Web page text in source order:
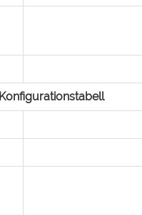
Konfigurationstabell